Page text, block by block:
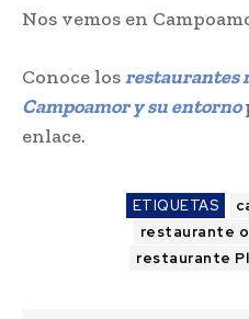
Nos vemos en
Conoce losrestaurantes
Campoamor y su entorno
enlace.
ETIQUETAS
restaurante
restaurante